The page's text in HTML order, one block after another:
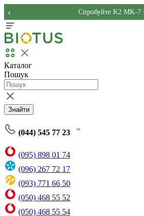
Спробуйте K2 MK-7
‹
Каталог
Пошук
Знайти
(044) 545 77 23
(095) 898 01 74
(096) 267 72 17
(093) 771 66 50
(050) 468 55 52
(050) 468 55 54